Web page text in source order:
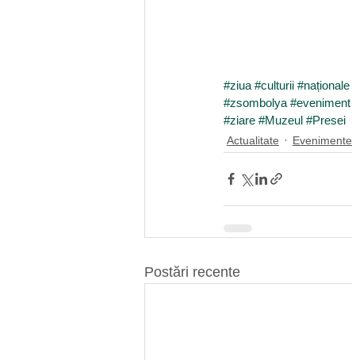
#ziua #culturii #naționale
#zsombolya #eveniment
#ziare #Muzeul #Presei
Actualitate Evenimente
Postări recente